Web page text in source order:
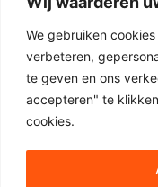
We gebruiken
verbeteren,
te geven en ons
accepteren" te
cookies.
• eiken balken
• eiken balk 5 meter
• eiken balk 7 meter